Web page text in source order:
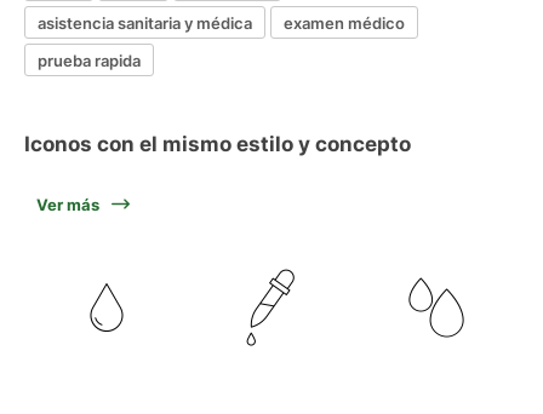
asistencia sanitaria y médica
examen médico
prueba rapida
Iconos con el mismo estilo y concepto
Ver más